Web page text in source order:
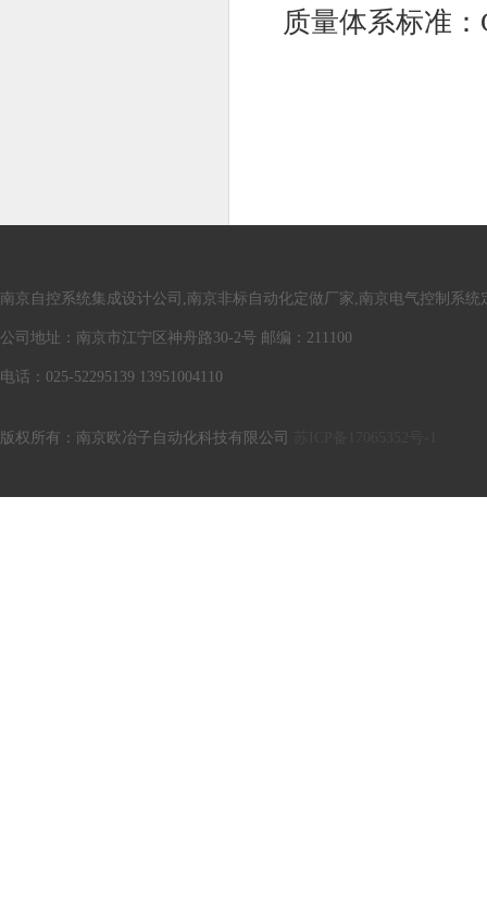
质量体系标准
南京自控系统集成设计公司,南京非标自动化定做厂家,南京电气控制系
公司地址：南京市江宁区神舟路30-2号 邮编：211100
电话：025-52295139 13951004110
版权所有：南京欧冶子自动化科技有限公司